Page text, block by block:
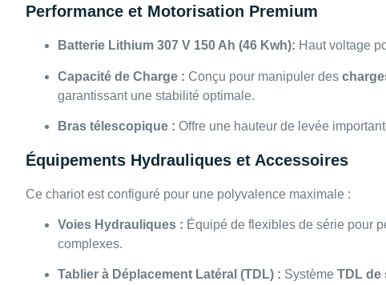
Performance et Motorisation Premium
Batterie Lithium 307 V 150 Ah (46 Kwh): Haut voltage
Capacité de Charge : Conçu pour manipuler des
garantissant une stabilité optimale.
Bras télescopique : Offre une hauteur de levée
Équipements Hydrauliques et Accessoires
Ce chariot est configuré pour une polyvalence maximale :
Voies Hydrauliques : Équipé de flexibles de série pour
complexes.
Tablier à Déplacement Latéral (TDL) : Système TDL de